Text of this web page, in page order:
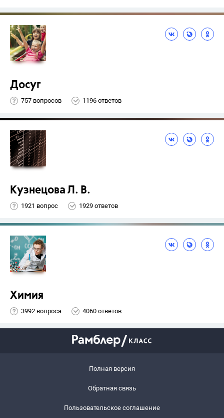
Досуг
757 вопросов 1196 ответов
Кузнецова Л. В.
1921 вопрос 1929 ответов
Химия
3992 вопроса 4060 ответов
Полная версия
Обратная связь
Пользовательское соглашение